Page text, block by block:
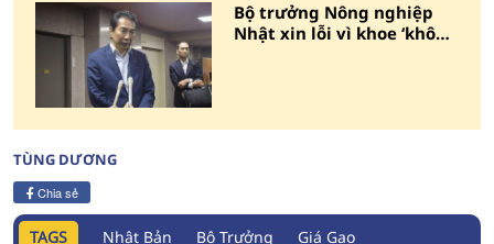
Bộ trưởng Nông nghiệp
Nhật xin lỗi vì khoe ‘không
TÙNG DƯƠNG
Chia sẻ
TAGS Nhật Bản Bộ Trưởng Giá Gạo